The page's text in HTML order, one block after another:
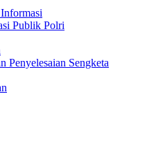
Publik Polri
Penyelesaian Sengketa